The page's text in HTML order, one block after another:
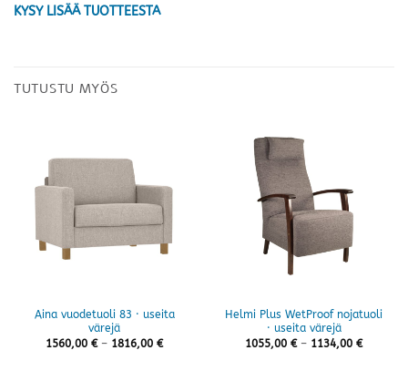
KYSY LISÄÄ TUOTTEESTA
TUTUSTU MYÖS
Aina vuodetuoli 83 · useita
värejä
1560,00 € – 1816,00 €Hintaluokka:
Helmi Plus WetProof nojatuoli
· useita värejä
1055,00 € – 1134,00 €